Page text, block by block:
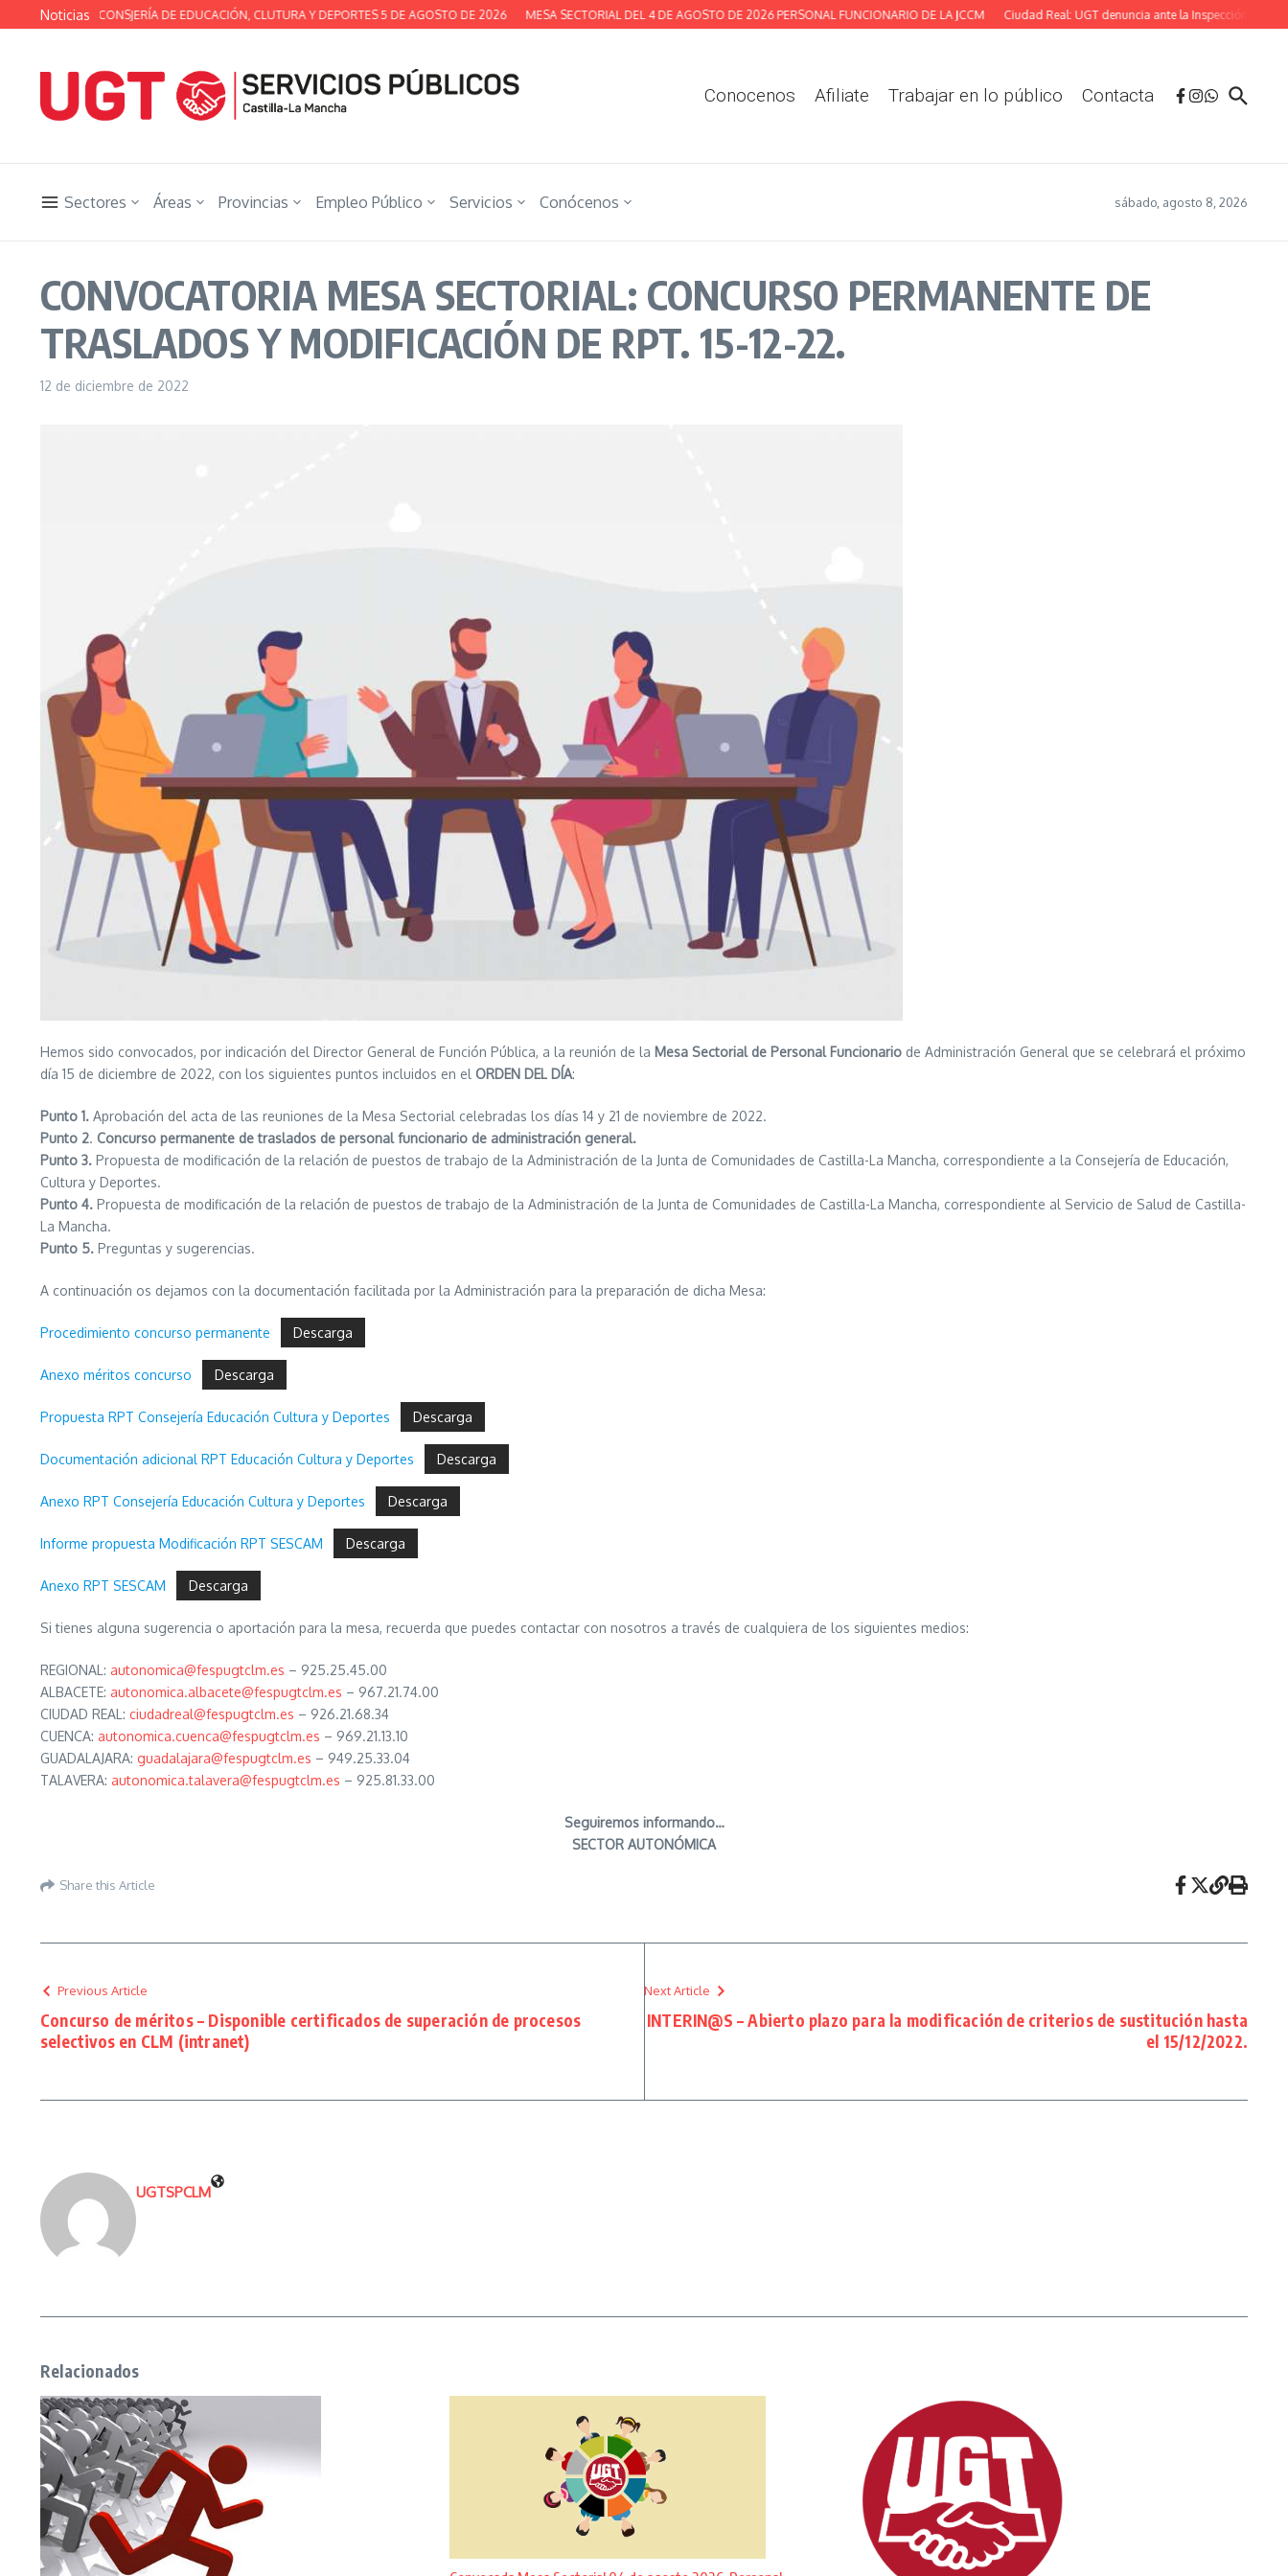
Saltar al contenido
Noticias
DE LA CONSJERÍA DE EDUCACIÓN, CLUTURA Y DEPORTES 5 DE AGOSTO DE 2026 MESA SECTORIAL DEL 4 DE AGOSTO DE 2026 PERSONAL FUNCIONARIO DE LA JCCM Ciudad Real: UGT denuncia ante la Inspección las
Conocenos Afiliate Trabajar en lo público Contacta
Sectores Áreas Provincias Empleo Público Servicios Conócenos sábado, agosto 8, 2026
CONVOCATORIA MESA SECTORIAL: CONCURSO PERMANENTE DE
TRASLADOS Y MODIFICACIÓN DE RPT. 15-12-22.
12 de diciembre de 2022
Hemos sido convocados, por indicación del Director General de Función Pública, a la reunión de la Mesa Sectorial de Personal Funcionario de Administración General que se celebrará el próximo
día 15 de diciembre de 2022, con los siguientes puntos incluidos en el ORDEN DEL DÍA:
Punto 1. Aprobación del acta de las reuniones de la Mesa Sectorial celebradas los días 14 y 21 de noviembre de 2022.
Punto 2. Concurso permanente de traslados de personal funcionario de administración general.
Punto 3. Propuesta de modificación de la relación de puestos de trabajo de la Administración de la Junta de Comunidades de Castilla-La Mancha, correspondiente a la Consejería de Educación,
Cultura y Deportes.
Punto 4. Propuesta de modificación de la relación de puestos de trabajo de la Administración de la Junta de Comunidades de Castilla-La Mancha, correspondiente al Servicio de Salud de Castilla-
La Mancha.
Punto 5. Preguntas y sugerencias.
A continuación os dejamos con la documentación facilitada por la Administración para la preparación de dicha Mesa:
Procedimiento concurso permanente Descarga
Anexo méritos concurso Descarga
Propuesta RPT Consejería Educación Cultura y Deportes Descarga
Documentación adicional RPT Educación Cultura y Deportes Descarga
Anexo RPT Consejería Educación Cultura y Deportes Descarga
Informe propuesta Modificación RPT SESCAM Descarga
Anexo RPT SESCAM Descarga
Si tienes alguna sugerencia o aportación para la mesa, recuerda que puedes contactar con nosotros a través de cualquiera de los siguientes medios:
REGIONAL: autonomica@fespugtclm.es – 925.25.45.00
ALBACETE: autonomica.albacete@fespugtclm.es – 967.21.74.00
CIUDAD REAL: ciudadreal@fespugtclm.es – 926.21.68.34
CUENCA: autonomica.cuenca@fespugtclm.es – 969.21.13.10
GUADALAJARA: guadalajara@fespugtclm.es – 949.25.33.04
TALAVERA: autonomica.talavera@fespugtclm.es – 925.81.33.00
Seguiremos informando…
SECTOR AUTONÓMICA
Share this Article
Previous Article
Concurso de méritos – Disponible certificados de superación de procesos
selectivos en CLM (intranet)
Next Article
INTERIN@S – Abierto plazo para la modificación de criterios de sustitución hasta
el 15/12/2022.
UGTSPCLM
Relacionados